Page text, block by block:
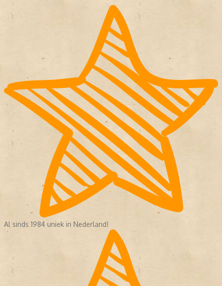
Al sinds 1984 uniek in Nederland!